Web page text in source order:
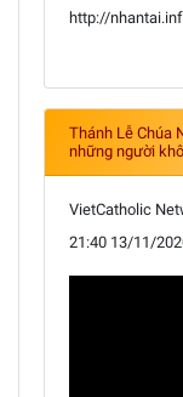
http://
Thánh Lễ Chúa
những người
VietCatholic
21:40 13/11/